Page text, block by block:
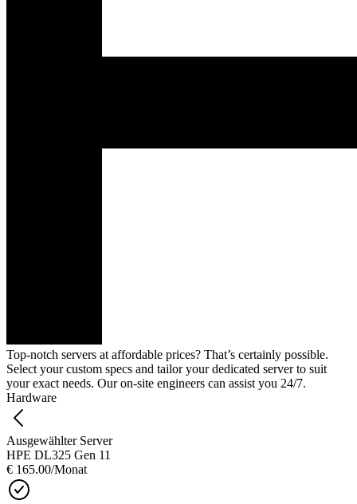
Top-notch servers at affordable prices? That’s certainly possible.
Select your custom specs and tailor your dedicated server to suit
your exact needs. Our on-site engineers can assist you 24/7.
Hardware
Ausgewählter Server
HPE DL325 Gen 11
€ 165.00/Monat